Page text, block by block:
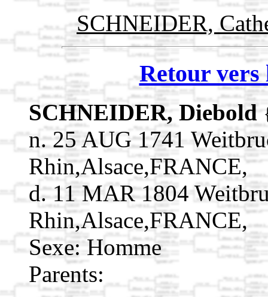
SCHNEIDER,
Retour vers
SCHNEIDER, Diebold
n. 25 AUG 1741
Rhin,Alsace,FRANCE,
d. 11 MAR 1804
Rhin,Alsace,FRANCE,
Sexe: Homme
Parents: